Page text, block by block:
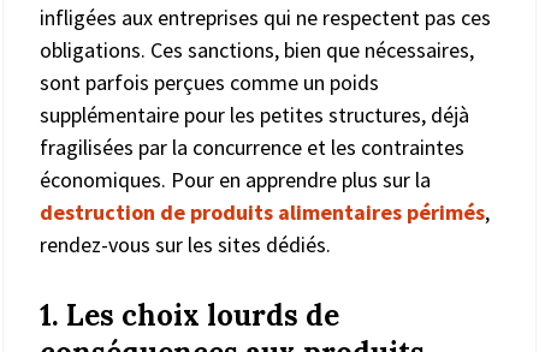
infligées aux entreprises qui ne respectent pas ces
obligations. Ces sanctions, bien que nécessaires,
sont parfois perçues comme un poids
supplémentaire pour les petites structures, déjà
fragilisées par la concurrence et les contraintes
économiques. Pour en apprendre plus sur la
destruction de produits alimentaires périmés,
rendez-vous sur les sites dédiés.
1. Les choix lourds de